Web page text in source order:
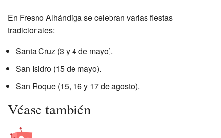
En Fresno Alhándiga se celebran varias fiestas
tradicionales:
Santa Cruz (3 y 4 de mayo).
San Isidro (15 de mayo).
San Roque (15, 16 y 17 de agosto).
Véase también